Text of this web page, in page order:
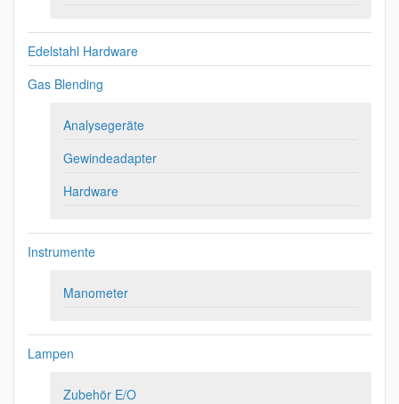
Edelstahl Hardware
Gas Blending
Analysegeräte
Gewindeadapter
Hardware
Instrumente
Manometer
Lampen
Zubehör E/O